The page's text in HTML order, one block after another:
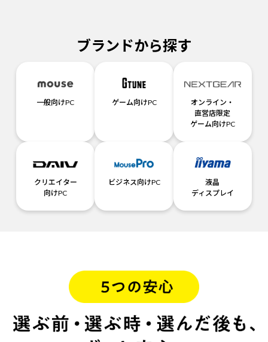
ブランドから探す
一般向けPC ゲーム向けPC
オンライン・
直営店限定
ゲーム向けPC
クリエイター
向けPC
ビジネス向けPC
液晶
ディスプレイ